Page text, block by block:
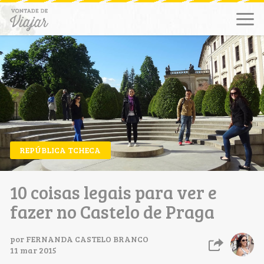
REPÚBLICA TCHECA
10 coisas legais para ver e
fazer no Castelo de Praga
por FERNANDA CASTELO BRANCO
11 mar 2015